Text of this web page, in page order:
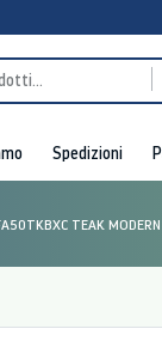
Spedizioni
TEAK